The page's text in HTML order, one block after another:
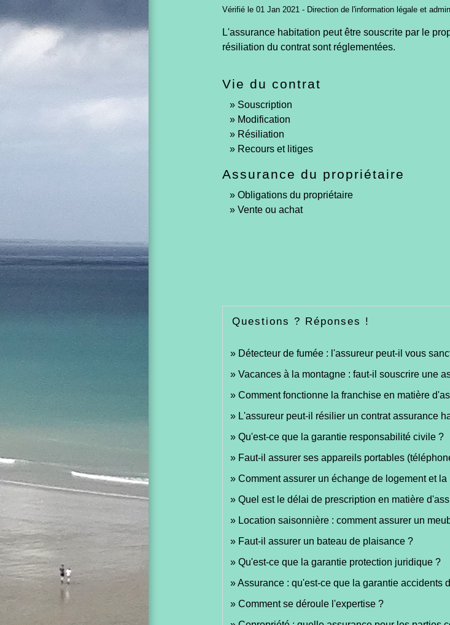
Vérifié le 01 Jan 2021 - Direction de l'information légale et
L'assurance habitation peut être souscrite par le
résiliation du contrat sont réglementées.
Vie du contrat
Souscription
Modification
Résiliation
Recours et litiges
Assurance du propriétaire
Obligations du propriétaire
Vente ou achat
Questions ? Réponses !
Détecteur de fumée : l'assureur peut-il vous
Vacances à la montagne : faut-il souscrire une
Comment fonctionne la franchise en matière
L'assureur peut-il résilier un contrat assurance
Qu'est-ce que la garantie responsabilité civile ?
Faut-il assurer ses appareils portables
Comment assurer un échange de logement et
Quel est le délai de prescription en matière
Location saisonnière : comment assurer un
Faut-il assurer un bateau de plaisance ?
Qu'est-ce que la garantie protection juridique ?
Assurance : qu'est-ce que la garantie accidents
Comment se déroule l'expertise ?